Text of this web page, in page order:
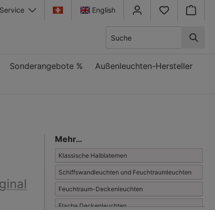
Service
English
Sonderangebote %
Außenleuchten-Hersteller
Mehr…
Klassische Halblaternen
Schiffswandleuchten und Feuchtraumleuchten
Feuchtraum-Deckenleuchten
Flache Deckenleuchten